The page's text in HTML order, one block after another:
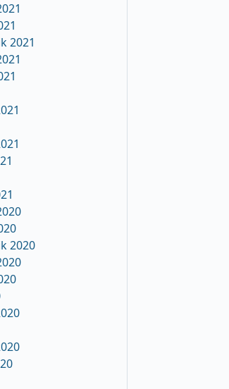
2021
2020